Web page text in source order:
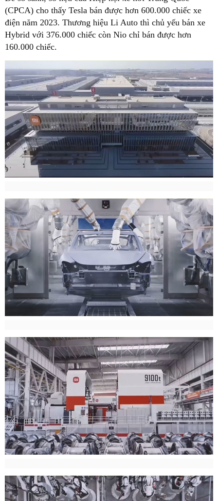
(CPCA) cho thấy Tesla bán được hơn 600.000 chiếc xe
điện năm 2023. Thương hiệu Li Auto thì chủ yếu bán xe
Hybrid với 376.000 chiếc còn Nio chỉ bán được hơn
160.000 chiếc.